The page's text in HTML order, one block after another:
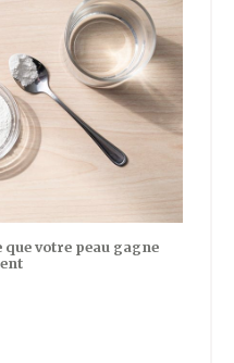
que votre peau gagne